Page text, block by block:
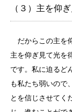
（３）主を仰
だからこの主を
主を仰ぎ見て光を
です。私に迫るど
も私たち弱いので
とを信じさせてく